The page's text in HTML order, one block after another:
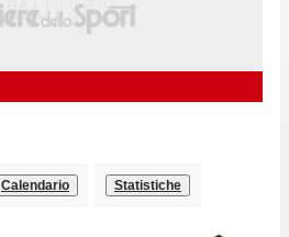
Calendario Statistiche